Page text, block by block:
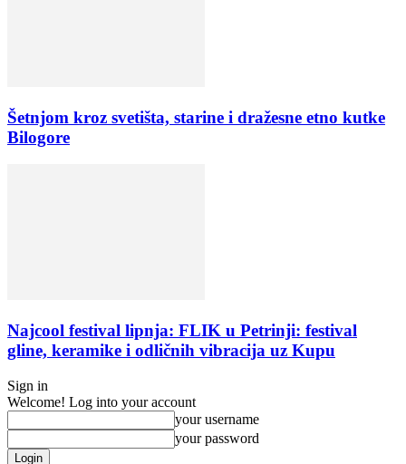
Šetnjom kroz svetišta, starine i dražesne etno kutke
Bilogore
Najcool festival lipnja: FLIK u Petrinji: festival
gline, keramike i odličnih vibracija uz Kupu
Sign in
Welcome! Log into your account
your username
your password